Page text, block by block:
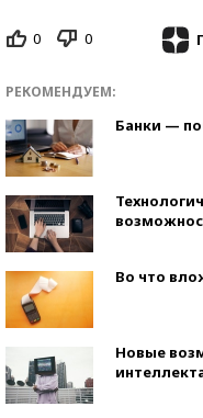
0 0
РЕКОМЕНДУЕМ:
Банки —
Во что
Новые